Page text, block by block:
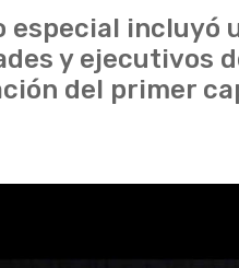
especial incluyó
y ejecutivos
del primer